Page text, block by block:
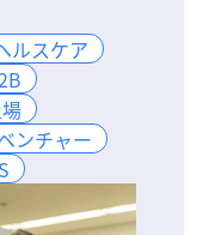
ルスケア
ンチャー
ルスケア
ンチャー